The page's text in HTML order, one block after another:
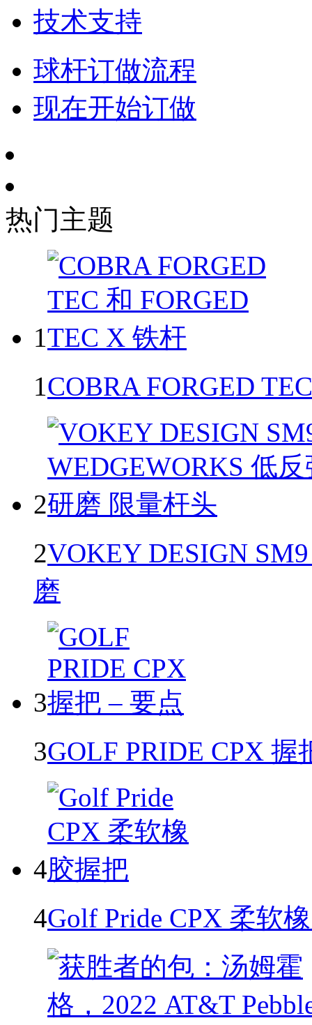
技术支持
球杆订做流程
现在开始订做
热门主题
1
1COBRA FORGED
2
2VOKEY DESIGN
磨
3
3GOLF PRIDE CPX 握
4
4Golf Pride CPX 柔软